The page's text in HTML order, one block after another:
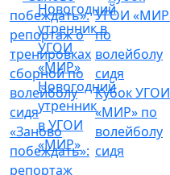
«Заново
побеждать»:
репортаж
Новогодний
утренник
в УГОИ
«МИР»
Кубок УГОИ
«МИР» по
волейболу
сидя